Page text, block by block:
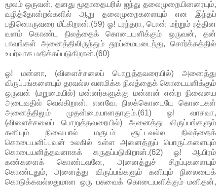
மூலம் ஒருவன், தனது மூதாதையரில் ஐந்து தலைமுறையினரையும்,
வழித்தோன்றல்களில் ஆறு தலைமுறைகளையும் என இந்தப்
பதினொருவரை மீட்கிறான்.(59) ஓ! புரந்தரா, பொன் மற்றும் ரத்தின
வளம் கொண்ட நிலத்தைக் கொடையளிக்கும் ஒருவன், தன்
பாவங்கள் அனைத்திலிருந்தும் தூய்மையடைந்து, சொர்க்கத்தில்
உயர்வாக மதிக்கப்படுகிறான்.(60)
ஓ! மன்னா, (விளைச்சலைப் பொறுத்தவரையில்) அனைத்து
விருப்பங்களையும் தரவல்ல வளமிக்க நிலத்தைக் கொடையளிக்கும்
ஒருவன் (மறுமையில்) மன்னர்களுக்கு மன்னன் என்ற நிலையை
அடைவதில் வெல்கிறான். எனவே, நிலக்கொடையே கொடைகள்
அனைத்திலும் முதன்மையானதாகும்.(61) ஓ! வாசவா,
(விளைச்சலைப் பொறுத்தவரையில்) அனைத்து விருப்பங்களும்
கனியும் நிலையால் மகுடம் சூட்டவல்ல நிலத்தைக்
கொடையளிப்பவன் உலகில் உள்ள அனைத்துப் பொருட்களையும்
கொடையளித்தவனாகக் கருதப்படுகிறான்.(62) ஓ! ஆயிரம்
கண்களைக் கொண்டவனே, அனைத்துச் சிறப்புகளையும்
கொண்டதும், அனைத்து விருப்பங்களும் கனியும் நிலையைக்
கொடுக்கவல்லதுமான ஒரு பசுவைக் கொடையளிக்கும் மனிதன்,